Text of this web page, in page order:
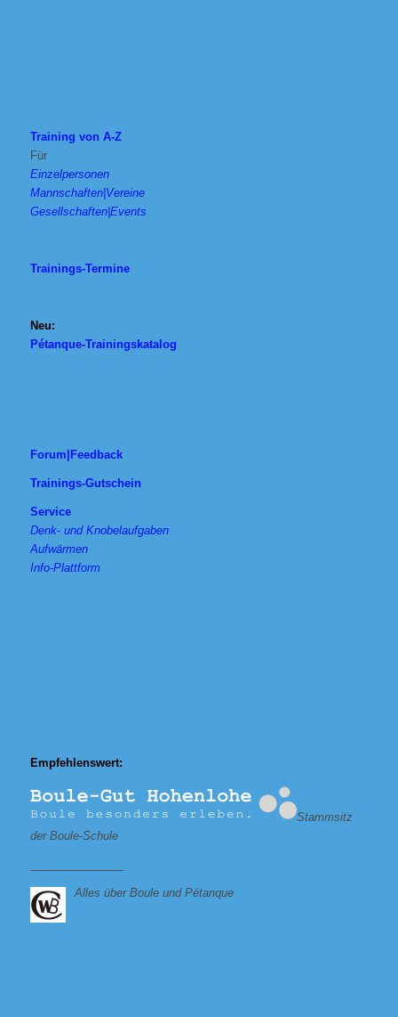
Training von A-Z
Für
Einzelpersonen
Mannschaften|Vereine
Gesellschaften|Events
Trainings-Termine
Neu:
Pétanque-Trainingskatalog
Forum|Feedback
Trainings-Gutschein
Service
Denk- und Knobelaufgaben
Aufwärmen
Info-Plattform
Empfehlenswert:
Stammsitz
der Boule-Schule
Alles über Boule und Pétanque